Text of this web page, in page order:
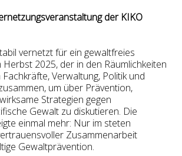
der KIKO
vernetzt für ein gewaltfreies
Herbst 2025, der in den Räumlichkeiten
Verwaltung, Politik und
um über Prävention,
Strategien gegen
Gewalt zu diskutieren. Die
einmal mehr: Nur im steten
Zusammenarbeit
Gewaltprävention.